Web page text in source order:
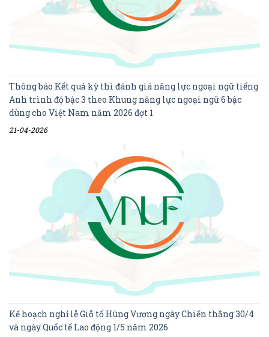
Thông báo Kết quả kỳ thi đánh giá năng lực ngoại ngữ tiếng
Anh trình độ bậc 3 theo Khung năng lực ngoại ngữ 6 bậc
dùng cho Việt Nam năm 2026 đợt 1
21-04-2026
Kế hoạch nghỉ lễ Giỗ tổ Hùng Vương ngày Chiến thắng 30/4
và ngày Quốc tế Lao động 1/5 năm 2026